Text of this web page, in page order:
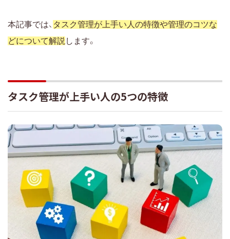
本記事では、 タスク管理が上手い人の特徴や管理のコツな
どについて解説 します。
タスク管理が上手い人の5つの特徴